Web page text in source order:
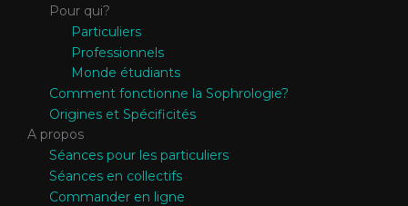
Pour qui?
Particuliers
Professionnels
Monde étudiants
Comment fonctionne la Sophrologie?
Origines et Spécificités
A propos
Séances pour les particuliers
Séances en collectifs
Commander en ligne